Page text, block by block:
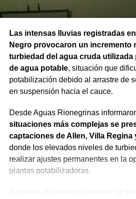
Las intensas lluvias registradas
Negro provocaron un incremento
turbiedad del agua cruda
de agua potable, situación que
potabilización debido al arrastre de
en suspensión hacia el cauce.
Desde Aguas Rionegrinas
situaciones más complejas se
captaciones de Allen, Villa Regina
donde los elevados niveles de
realizar ajustes permanentes en la
plantas potabilizadoras.